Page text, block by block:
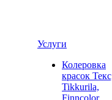
Услуги
Колеровка
красок
Tikkurila,
Finncolor